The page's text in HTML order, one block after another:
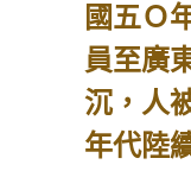
國五Ｏ
員至廣
沉，人
年代陸